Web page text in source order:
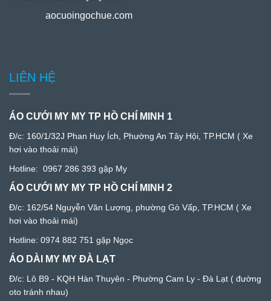
aocuoingochue.com
LIÊN HỆ
ÁO CƯỚI MY MY TP HỒ CHÍ MINH 1
Đ/c: 160/1/32J Phan Huy Ích, Phường An Tây Hội, TP.HCM ( Xe
hơi vào thoải mái)
Hotline: 0967 286 393 gặp My
ÁO CƯỚI MY MY TP HỒ CHÍ MINH 2
Đ/c: 162/54 Nguyễn Văn Lượng, phường Gò Vấp, TP.HCM ( Xe
hơi vào thoải mái)
Hotline: 0974 882 751 gặp Ngọc
ÁO DÀI MY MY ĐÀ LẠT
Đ/c: Lô B9 - KQH Hàn Thuyên - Phường Cam Ly - Đà Lạt ( đường
oto tránh nhau)